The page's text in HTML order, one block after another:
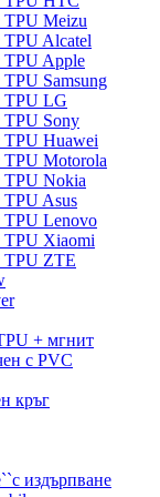
Meizu
Alcatel
Apple
Samsung
TPU LG
Sony
Huawei
Motorola
Nokia
Asus
Lenovo
Xiaomi
TPU ZTE
+ мгнит
с PVC
кръг
издърпване